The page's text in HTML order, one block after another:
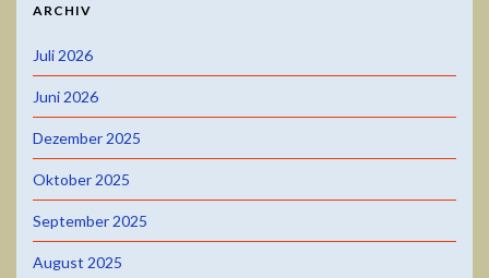
ARCHIV
Juli 2026
Juni 2026
Dezember 2025
Oktober 2025
September 2025
August 2025